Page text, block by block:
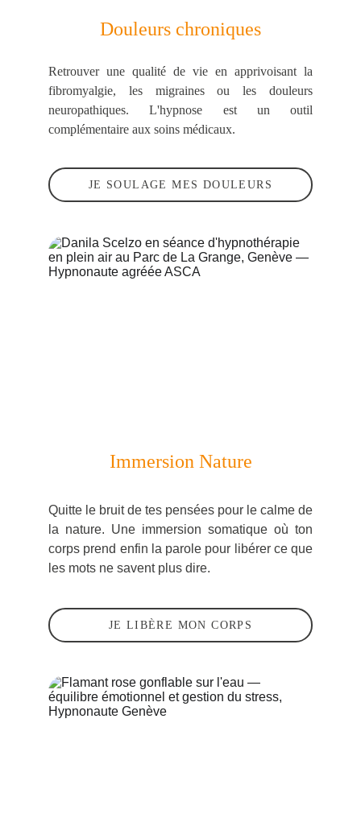
Douleurs chroniques
Retrouver une qualité de vie en apprivoisant la
fibromyalgie, les migraines ou les douleurs
neuropathiques. L'hypnose est un outil
complémentaire aux soins médicaux.
Quitte le bruit de tes pensées pour le calme de
la nature. Une immersion somatique où ton
corps prend enfin la parole pour libérer ce que
les mots ne savent plus dire.
Immersion Nature
JE SOULAGE MES DOULEURS
JE LIBÈRE MON CORPS